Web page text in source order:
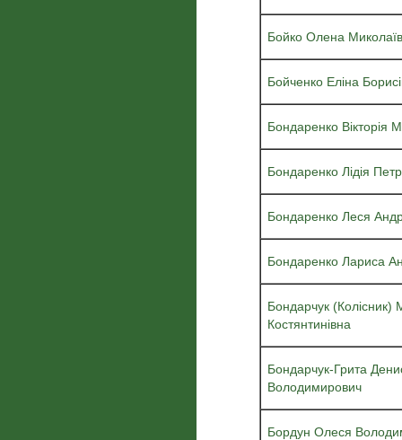
Бойко Олена
Бойченко Еліна
Бондаренко Вікторія
Бондаренко Лідія
Бондаренко Леся
Бондаренко Лариса
Бондарчук (Колісник)
Костянтинівна
Бондарчук-Грита
Володимирович
Бордун Олеся